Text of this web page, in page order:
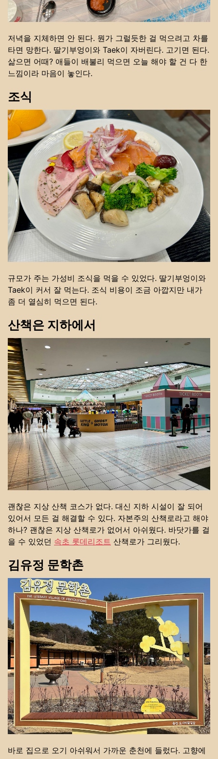
저녁을 지체하면 안 된다. 뭔가 그럴듯한 걸 먹으려고 차를
타면 망한다. 딸기부엉이와 Taek이 자버린다. 고기면 된다.
삶으면 어때? 애들이 배불리 먹으면 오늘 해야 할 건 다 한
느낌이라 마음이 놓인다.
조식
규모가 주는 가성비 조식을 먹을 수 있었다. 딸기부엉이와
Taek이 커서 잘 먹는다. 조식 비용이 조금 아깝지만 내가
좀 더 열심히 먹으면 된다.
산책은 지하에서
괜찮은 지상 산책 코스가 없다. 대신 지하 시설이 잘 되어
있어서 모든 걸 해결할 수 있다. 자본주의 산책로라고 해야
하나? 괜찮은 지상 산책로가 없어서 아쉬웠다. 바닷가를 걸
을 수 있었던 속초 롯데리조트 산책로가 그리웠다.
김유정 문학촌
바로 집으로 오기 아쉬워서 가까운 춘천에 들렀다. 고향에